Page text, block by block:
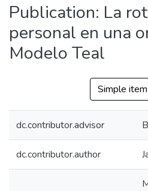
Publication: La
personal en una
Modelo Teal
Simple
dc.contributor.advisor
dc.contributor.author